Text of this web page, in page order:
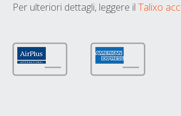
Per ulteriori dettagli, leggere il Talixo